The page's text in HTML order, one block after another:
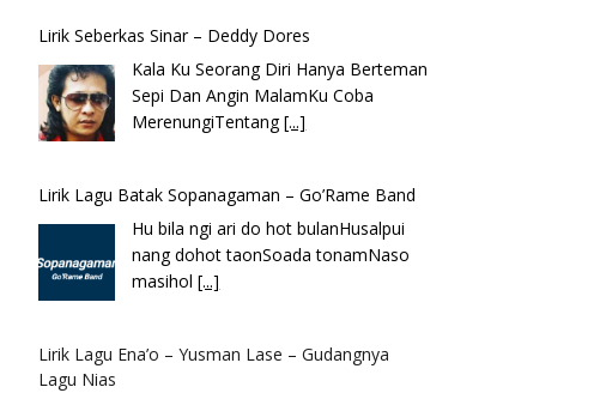
Lirik Seberkas Sinar – Deddy Dores
Kala Ku Seorang Diri Hanya Berteman
Sepi Dan Angin MalamKu Coba
MerenungiTentang[...]
Lirik Lagu Batak Sopanagaman – Go’Rame Band
Hu bila ngi ari do hot bulanHusalpui
nang dohot taonSoada tonamNaso
masihol[...]
Lirik Lagu Ena’o – Yusman Lase – Gudangnya
Lagu Nias